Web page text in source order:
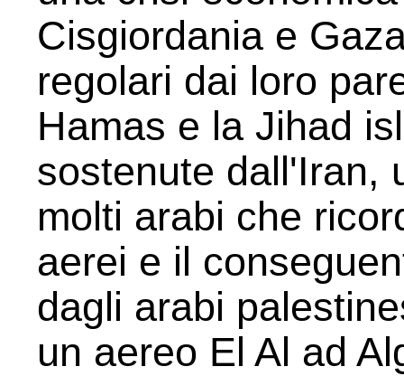
Cisgiordania e
regolari dai loro
Hamas e la Jihad
sostenute dall'Iran,
molti arabi che
aerei e il
dagli arabi
un aereo El Al ad